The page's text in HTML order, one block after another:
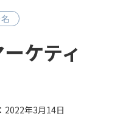
ケティ
2022年3月14日